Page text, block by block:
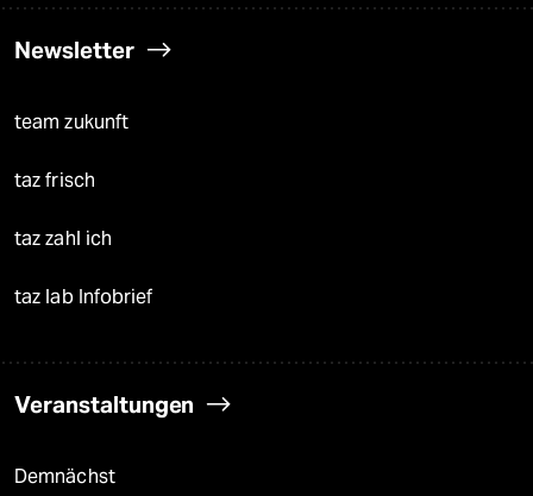
Newsletter
team zukunft
taz frisch
taz zahl ich
taz lab Infobrief
Veranstaltungen
Demnächst